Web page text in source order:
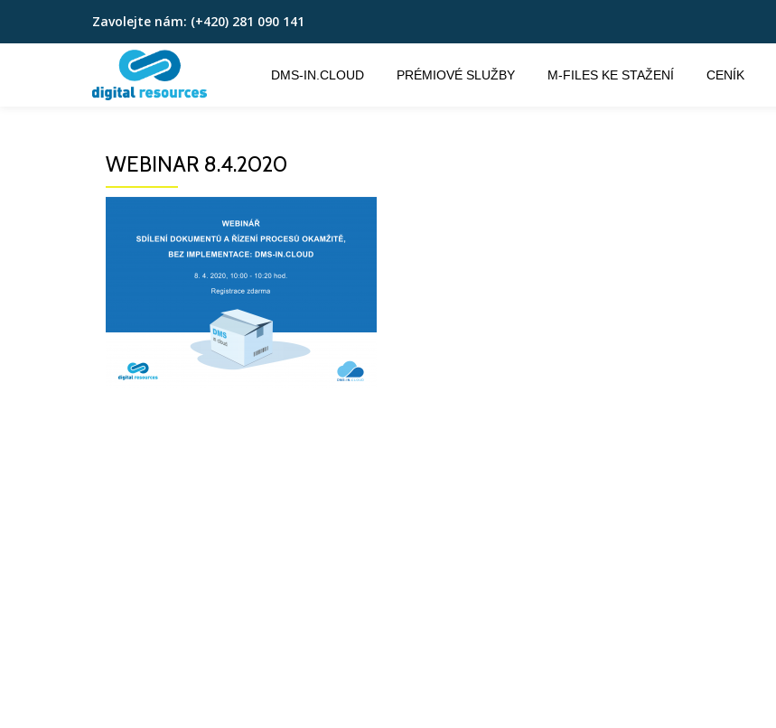
Přeskočit
Zavolejte nám: (+420) 281 090 141
DMS-IN.CLOUD PRÉMIOVÉ SLUŽBY M-FILES KE STAŽENÍ CENÍK
WEBINAR 8.4.2020